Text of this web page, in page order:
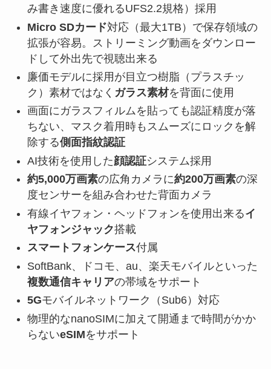
み書き速度に優れるUFS2.2規格）採用
Micro SDカード対応（最大1TB）で保存領域の
拡張が容易。ストリーミング動画をダウンロー
ドして外出先で視聴出来る
廉価モデルに採用が目立つ樹脂（プラスチッ
ク）素材ではなく ガラス素材を背面に使用
画面にガラスフィルムを貼っても認証精度が落
ちない、マスク着用時もスムーズにロックを解
除する側面指紋認証
AI技術を使用した顔認証システム採用
約5,000万画素の広角カメラに約200万画素の深
度センサーを組み合わせた背面カメラ
有線イヤフォン・ヘッドフォンを使用出来るイ
ヤフォンジャック搭載
スマートフォンケース付属
SoftBank、ドコモ、au、楽天モバイルといった
複数通信キャリアの帯域をサポート
5Gモバイルネットワーク（Sub6）対応
物理的なnanoSIMに加えて開通まで時間がかか
らないeSIMをサポート